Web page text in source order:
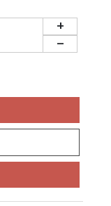
+
-